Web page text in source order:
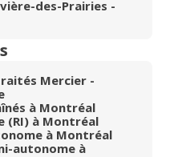
des-Prairies -
Mercier -
à Montréal
(RI) à Montréal
à Montréal
autonome à